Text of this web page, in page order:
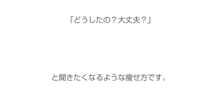
「どうしたの？大丈夫？」
と聞きたくなるような痩せ方です。